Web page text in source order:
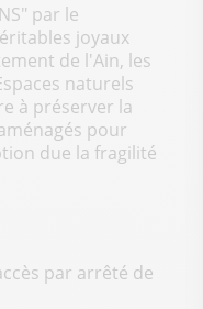
par le
joyaux
de l'Ain, les
naturels
à préserver la
pour
due la fragilité
par arrêté de